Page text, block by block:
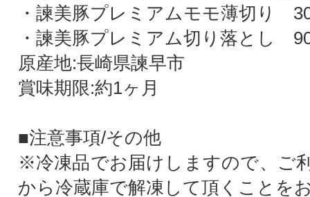
・諫美豚プレミアムモモ薄切り
・諫美豚プレミアム切り落とし
原産地:長崎県諫早市
賞味期限:約1ヶ月
■注意事項/その他
※冷凍品でお届けしますので、ご
から冷蔵庫で解凍して頂くことを